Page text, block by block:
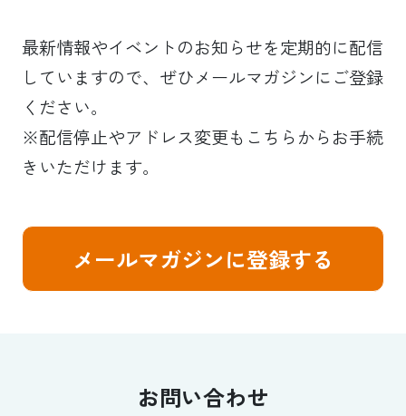
最新情報やイベントのお知らせを定期的に配信
していますので、ぜひメールマガジンにご登録
ください。
※配信停止やアドレス変更もこちらからお手続
きいただけます。
メールマガジンに登録する
お問い合わせ